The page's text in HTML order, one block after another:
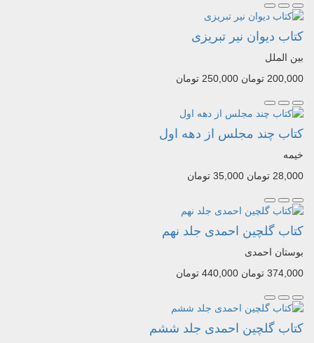
کتاب دیوان نیر تبریزی
بین الملل
200,000 تومان
250,000 تومان
کتاب چند مجلس از دهه اول
خیمه
28,000 تومان
35,000 تومان
کتاب گلچین احمدی جلد نهم
بوستان احمدی
374,000 تومان
440,000 تومان
کتاب گلچین احمدی جلد ششم